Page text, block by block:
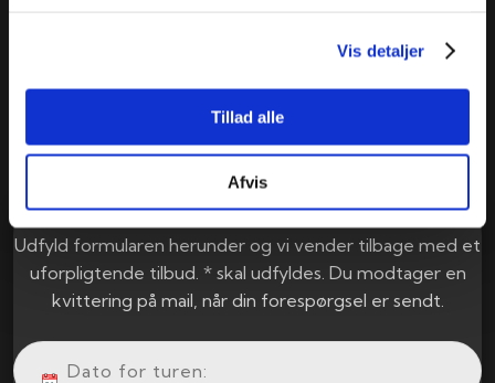
Vis detaljer
Tillad alle
Afvis
Få et tilbud
Udfyld formularen herunder og vi vender tilbage med et
uforpligtende tilbud. * skal udfyldes. Du modtager en
kvittering på mail, når din forespørgsel er sendt.